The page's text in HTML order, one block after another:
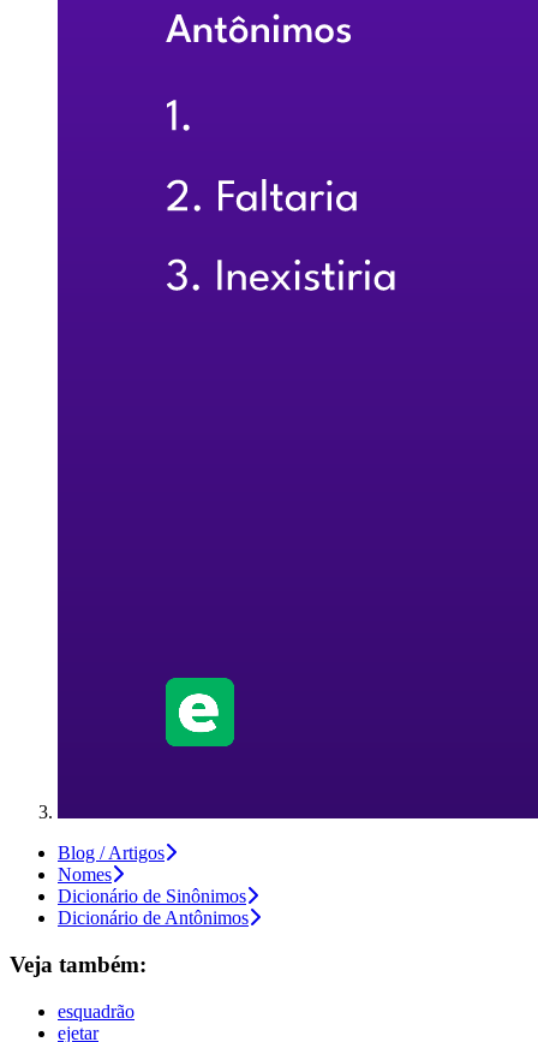
Blog / Artigos
Nomes
Dicionário de Sinônimos
Dicionário de Antônimos
Veja também:
esquadrão
ejetar